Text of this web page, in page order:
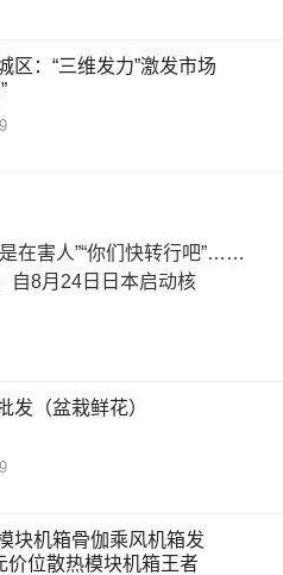
区：“三维发力”激发市场
在害人”“你们快转行吧”……
自8月24日日本启动核
发（盆栽鲜花）
块机箱骨伽乘风机箱发
价位散热模块机箱王者